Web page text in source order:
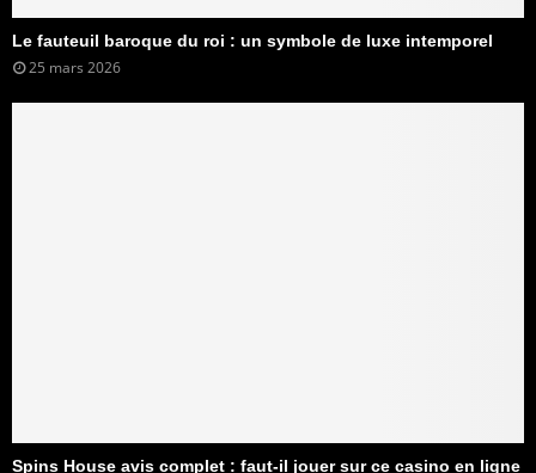
Le fauteuil baroque du roi : un symbole de luxe intemporel
25 mars 2026
Spins House avis complet : faut-il jouer sur ce casino en ligne